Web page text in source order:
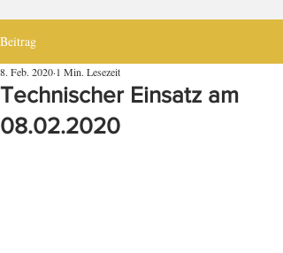
Beitrag
Technischer Einsatz am
08.02.2020
8. Feb. 2020 1 Min. Lesezeit